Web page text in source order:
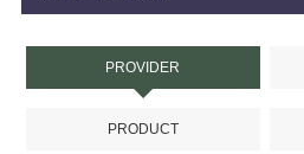
PROVIDER
PRODUCT